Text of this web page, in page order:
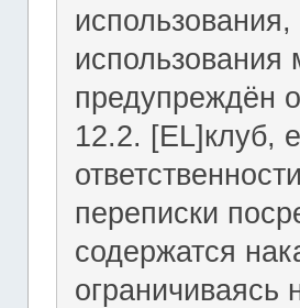
предупреждён
12.2. [EL]клуб,
переписки
содержатся